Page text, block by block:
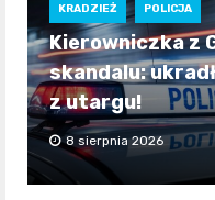
KRADZIEŻ POLICJA
Kierowniczka z
skandalu:
z utargu!
8 sierpnia 2026